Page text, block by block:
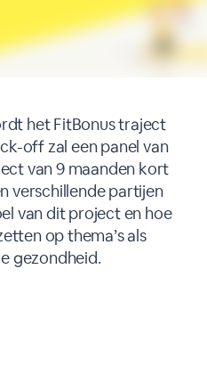
het FitBonus traject
off zal een panel van
van 9 maanden kort
verschillende partijen
van dit project en hoe
op thema’s als
gezondheid.